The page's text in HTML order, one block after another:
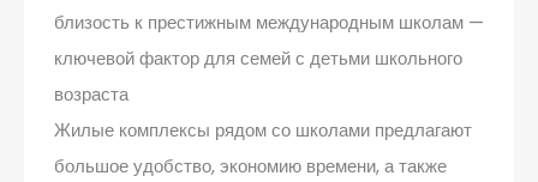
близость к престижным международным школам —
ключевой фактор для семей с детьми школьного
возраста
Жилые комплексы рядом со школами предлагают
большое удобство, экономию времени, а также